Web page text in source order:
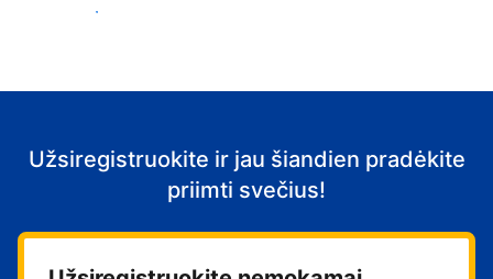
Priimti svečius
Užsiregistruokite ir jau šiandien pradėkite
priimti svečius!